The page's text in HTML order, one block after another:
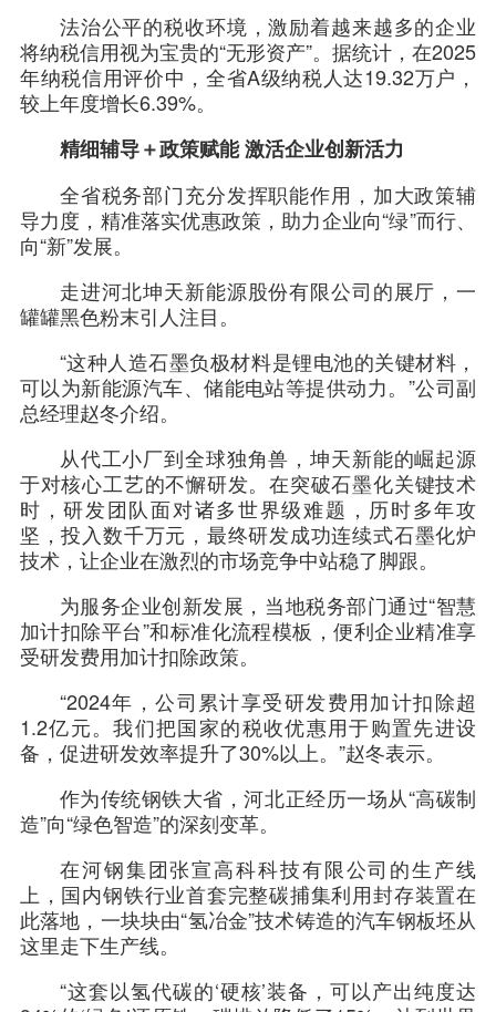
法治公平的税收环境，激励着越来越多的企业
将纳税信用视为宝贵的“无形资产”。据统计，在2025
年纳税信用评价中，全省A级纳税人达19.32万户，
较上年度增长6.39%。
精细辅导＋政策赋能 激活企业创新活力
全省税务部门充分发挥职能作用，加大政策辅
导力度，精准落实优惠政策，助力企业向“绿”而行、
向“新”发展。
走进河北坤天新能源股份有限公司的展厅，一
罐罐黑色粉末引人注目。
“这种人造石墨负极材料是锂电池的关键材料，
可以为新能源汽车、储能电站等提供动力。”公司副
总经理赵冬介绍。
从代工小厂到全球独角兽，坤天新能的崛起源
于对核心工艺的不懈研发。在突破石墨化关键技术
时，研发团队面对诸多世界级难题，历时多年攻
坚，投入数千万元，最终研发成功连续式石墨化炉
技术，让企业在激烈的市场竞争中站稳了脚跟。
为服务企业创新发展，当地税务部门通过“智慧
加计扣除平台”和标准化流程模板，便利企业精准享
受研发费用加计扣除政策。
“2024年，公司累计享受研发费用加计扣除超
1.2亿元。我们把国家的税收优惠用于购置先进设
备，促进研发效率提升了30%以上。”赵冬表示。
作为传统钢铁大省，河北正经历一场从“高碳制
造”向“绿色智造”的深刻变革。
在河钢集团张宣高科科技有限公司的生产线
上，国内钢铁行业首套完整碳捕集利用封存装置在
此落地，一块块由“氢冶金”技术铸造的汽车钢板坯从
这里走下生产线。
“这套以氢代碳的‘硬核’装备，可以产出纯度达